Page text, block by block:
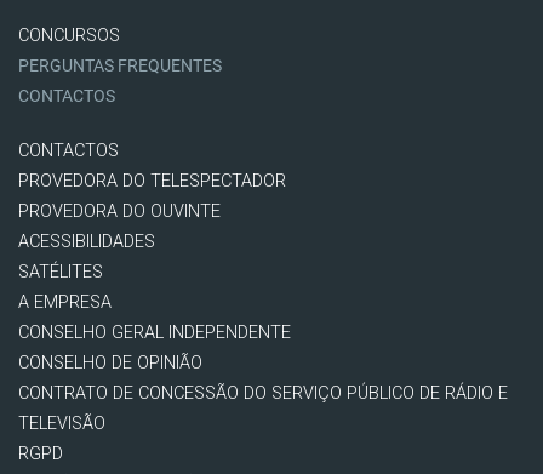
CONCURSOS
PERGUNTAS FREQUENTES
CONTACTOS
CONTACTOS
PROVEDORA DO TELESPECTADOR
PROVEDORA DO OUVINTE
ACESSIBILIDADES
SATÉLITES
A EMPRESA
CONSELHO GERAL INDEPENDENTE
CONSELHO DE OPINIÃO
CONTRATO DE CONCESSÃO DO SERVIÇO PÚBLICO DE RÁDIO E
TELEVISÃO
RGPD